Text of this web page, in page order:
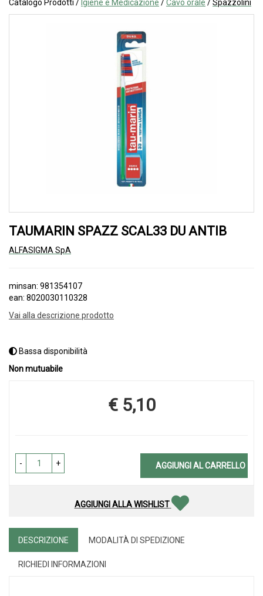
Catalogo Prodotti / Igiene e Medicazione /Cavo orale /Spazzolini
TAUMARIN SPAZZ SCAL33 DU ANTIB
ALFASIGMA SpA
minsan: 981354107
ean: 8020030110328
Vai alla descrizione prodotto
Bassa disponibilità
Non mutuabile
Prezzo
€ 5,10
- + AGGIUNGI AL CARRELLO
AGGIUNGI ALLA WISHLIST
DESCRIZIONE MODALITÀ DI SPEDIZIONE
RICHIEDI INFORMAZIONI